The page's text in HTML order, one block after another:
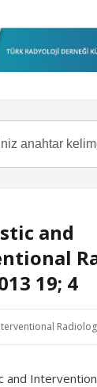
and
19; 4
and